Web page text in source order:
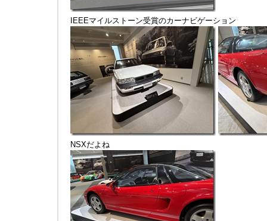
IEEEマイルストーン受賞のカーナビゲーション
NSXだよね